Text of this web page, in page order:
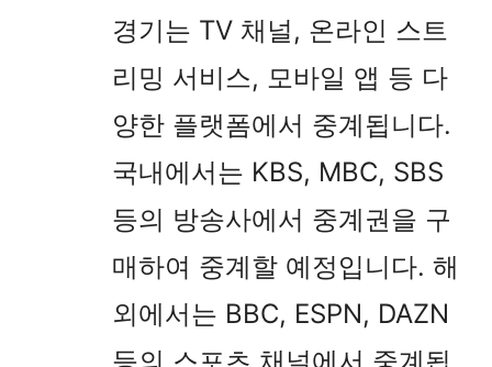
경기는 TV 채널, 온라인 스트
리밍 서비스, 모바일 앱 등 다
양한 플랫폼에서 중계됩니다.
국내에서는 KBS, MBC, SBS
등의 방송사에서 중계권을 구
매하여 중계할 예정입니다. 해
외에서는 BBC, ESPN, DAZN